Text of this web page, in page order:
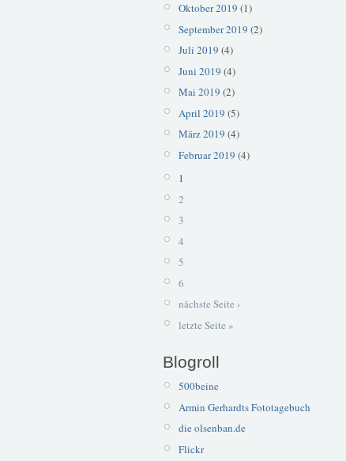
Oktober 2019 (1)
September 2019 (2)
Juli 2019 (4)
Juni 2019 (4)
Mai 2019 (2)
April 2019 (5)
März 2019 (4)
Februar 2019 (4)
1
2
3
4
5
6
nächste Seite ›
letzte Seite »
Blogroll
500beine
Armin Gerhardts Fototagebuch
die olsenban.de
Flickr